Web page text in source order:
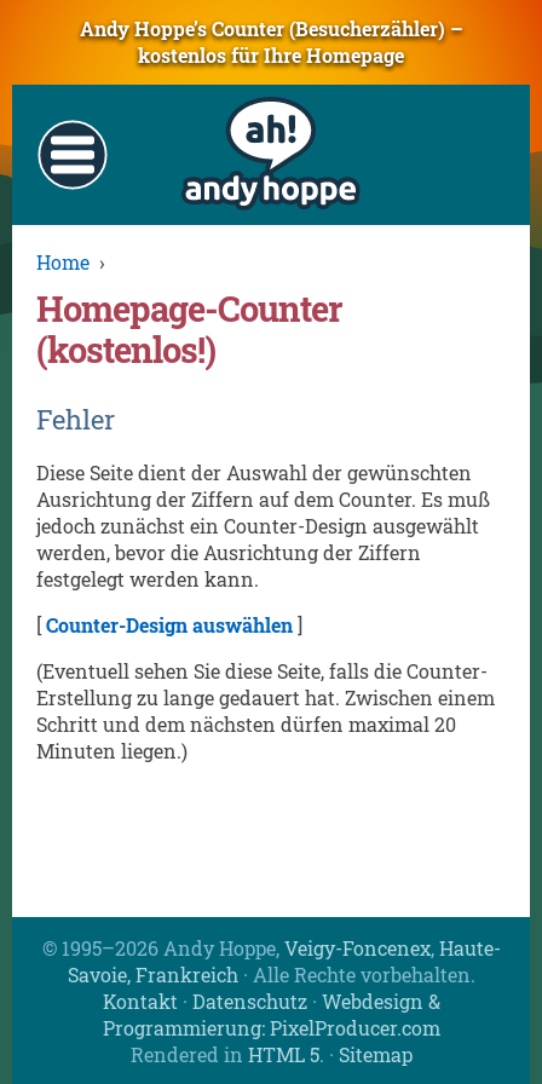
Andy Hoppe’s Counter (Besucherzähler) –
kostenlos für Ihre Homepage
Home ›
Homepage-Counter
(kostenlos!)
Fehler
Diese Seite dient der Auswahl der gewünschten
Ausrichtung der Ziffern auf dem Counter. Es muß
jedoch zunächst ein Counter-Design ausgewählt
werden, bevor die Ausrichtung der Ziffern
festgelegt werden kann.
[Counter-Design auswählen]
(Eventuell sehen Sie diese Seite, falls die Counter-
Erstellung zu lange gedauert hat. Zwischen einem
Schritt und dem nächsten dürfen maximal 20
Minuten liegen.)
© 1995–2026 Andy Hoppe,Veigy-Foncenex,Haute-
Savoie, Frankreich · Alle Rechte vorbehalten.
Kontakt · Datenschutz· Webdesign &
Programmierung: PixelProducer.com
Rendered in HTML 5. · Sitemap